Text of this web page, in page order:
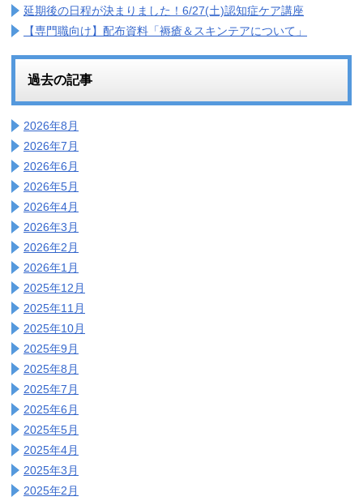
延期後の日程が決まりました！6/27(土)認知症ケア講座
【専門職向け】配布資料「褥瘡＆スキンテアについて」
過去の記事
2026年8月
2026年7月
2026年6月
2026年5月
2026年4月
2026年3月
2026年2月
2026年1月
2025年12月
2025年11月
2025年10月
2025年9月
2025年8月
2025年7月
2025年6月
2025年5月
2025年4月
2025年3月
2025年2月